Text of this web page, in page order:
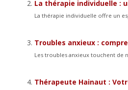
La thérapie individuelle :
La thérapie individuelle offre un
Troubles anxieux :
Les troubles anxieux touchent de
Thérapeute Hainaut :